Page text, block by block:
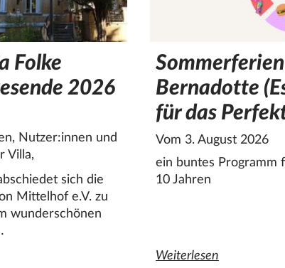
Folke
2026
Nutzer:innen und
Villa,
sich die
Mittelhof e.V. zu
wunderschönen
Villa Folke Bernadotte zum Jahresende 2026
Bernadotte
für das
Vom 3. August 2026
ein buntes Programm
10 Jahren
Weiterlesen
den ganzen Artikel